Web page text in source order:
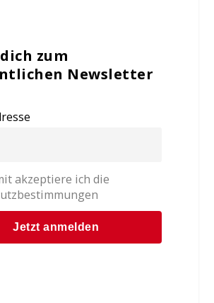
zum
Newsletter
akzeptiere ich die